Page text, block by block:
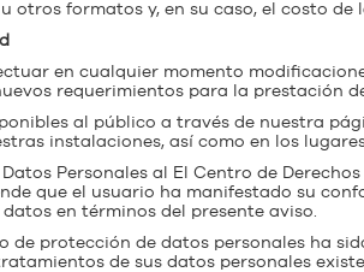
otros formatos y, en su caso, el costo
en cualquier momento
requerimientos para la prestación
al público a través de nuestra
instalaciones, así como en los
Personales al El Centro de
que el usuario ha manifestado su
en términos del presente aviso.
de protección de datos personales ha
de sus datos personales